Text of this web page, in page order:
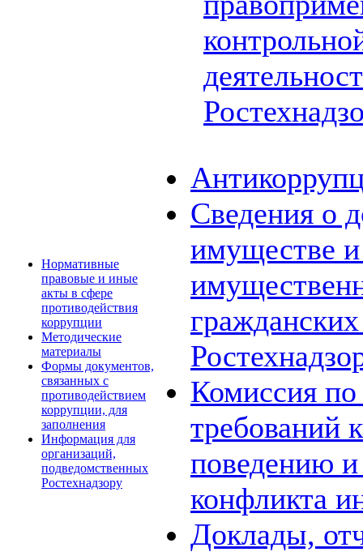
Нормативные
правовые и иные
акты в сфере
противодействия
коррупции
Методические
материалы
Формы документов,
связанных с
противодействием
коррупции, для
заполнения
Информация для
организаций,
подведомственных
Ростехнадзору
Сведения о
имуществе и
Комиссия
требований
поведению
конфликта
Доклады,